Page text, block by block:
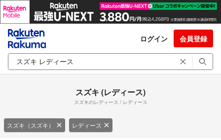
ログイン 会員登録
スズキ (レディース)
スズキのレディース / レディース
スズキ（スズキ） レディース